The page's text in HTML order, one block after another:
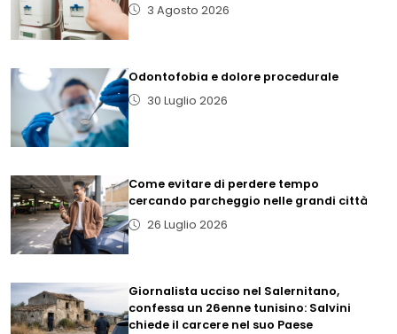
3 Agosto 2026
Odontofobia e dolore procedurale
30 Luglio 2026
Come evitare di perdere tempo
cercando parcheggio nelle grandi città
26 Luglio 2026
Giornalista ucciso nel Salernitano,
confessa un 26enne tunisino: Salvini
chiede il carcere nel suo Paese